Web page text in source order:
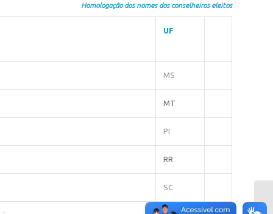
Homologação dos nomes dos conselheiros eleitos
UF
MS
MT
PI
RR
SC